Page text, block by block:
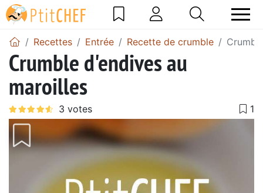
Recettes Entrée Recette de crumble
Crumble d'endives au
maroilles